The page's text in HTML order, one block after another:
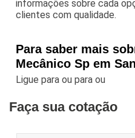
informações sobre cada
clientes com qualidade.
Para saber mais
Mecânico Sp em
Ligue paraou paraou
Faça sua cotação